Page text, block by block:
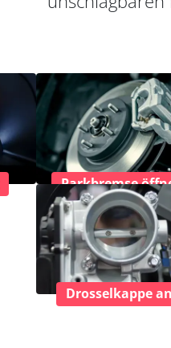
Parkbremse
Drosselkappe